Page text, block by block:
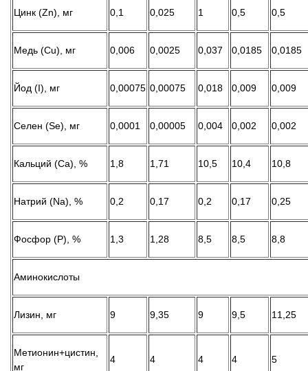
Цинк (Zn), мг 0,1 0,025 1 0,5 0,5
Медь (Cu), мг 0,006 0,0025 0,037 0,0185 0,0185
Йод (I), мг 0,00075 0,00075 0,018 0,009 0,009
Селен (Se), мг 0,0001 0,00005 0,004 0,002 0,002
Кальций (Ca), % 1,8 1,71 10,5 10,4 10,8
Натрий (Na), % 0,2 0,17 0,2 0,17 0,25
Фосфор (P), % 1,3 1,28 8,5 8,5 8,8
Аминокислоты
Лизин, мг 9 9,35 9 9,5 11,25
Метионин+цистин,
мг
4 4 4 4 5